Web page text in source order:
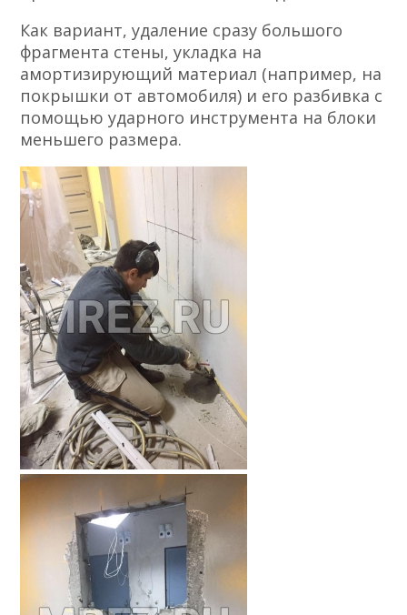
Как вариант, удаление сразу большого
фрагмента стены, укладка на
амортизирующий материал (например, на
покрышки от автомобиля) и его разбивка с
помощью ударного инструмента на блоки
меньшего размера.